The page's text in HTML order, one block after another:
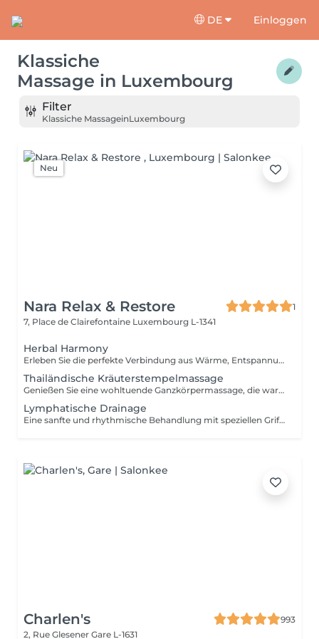
DE Einloggen
Klassiche
Massage in Luxembourg
Filter
Klassiche MassageinLuxembourg
Neu
Nara Relax & Restore
1
7, Place de Clairefontaine Luxembourg L-1341
Herbal Harmony
Erleben Sie die perfekte Verbindung aus Wärme, Entspannung und traditioneller Thai-Wellness. Diese luxuriöse Behandlung beginnt mit einer thailändischen Kräuterstempelmassage, bei der gedämpfte Kräuterkompressen Muskelverspannungen lösen und tiefe Entspannung fördern. Anschließend rundet eine revitalisierende thailändische Fußreflexzonenmassage das Verwöhnprogramm ab. Enthalten sind: Thailändische Kräuterstempelmassage 90 Min. Thailändische Fußreflexzonenmassage 30 Min. Gesamtdauer: 120 Minuten Eine wohltuende Wellness-Reise, die Körper und Geist in Einklang bringt und für nachhaltige Entspannung sorgt.
Thailändische Kräuterstempelmassage
Genießen Sie eine wohltuende Ganzkörpermassage, die warme Kräuterstempel mit traditionellen Techniken der Thai-Massage kombiniert. Die gedämpften Kräuterkompressen helfen, Muskelverspannungen zu lösen, die Durchblutung zu fördern und ein tiefes Gefühl von Entspannung und Wohlbefinden zu schaffen. Als besondere Aufmerksamkeit erhalten Sie nach der Behandlung zwei Kräuterstempel für zu Hause.
Lymphatische Drainage
Eine sanfte und rhythmische Behandlung mit speziellen Grifftechniken zur Unterstützung des natürlichen Lymphflusses. Die Anwendung kann helfen, Schweregefühle zu reduzieren, den Flüssigkeitstransport im Gewebe zu fördern und ein angenehmes Gefühl von Leichtigkeit zu vermitteln.
Charlen's
993
2, Rue Glesener Gare L-1631